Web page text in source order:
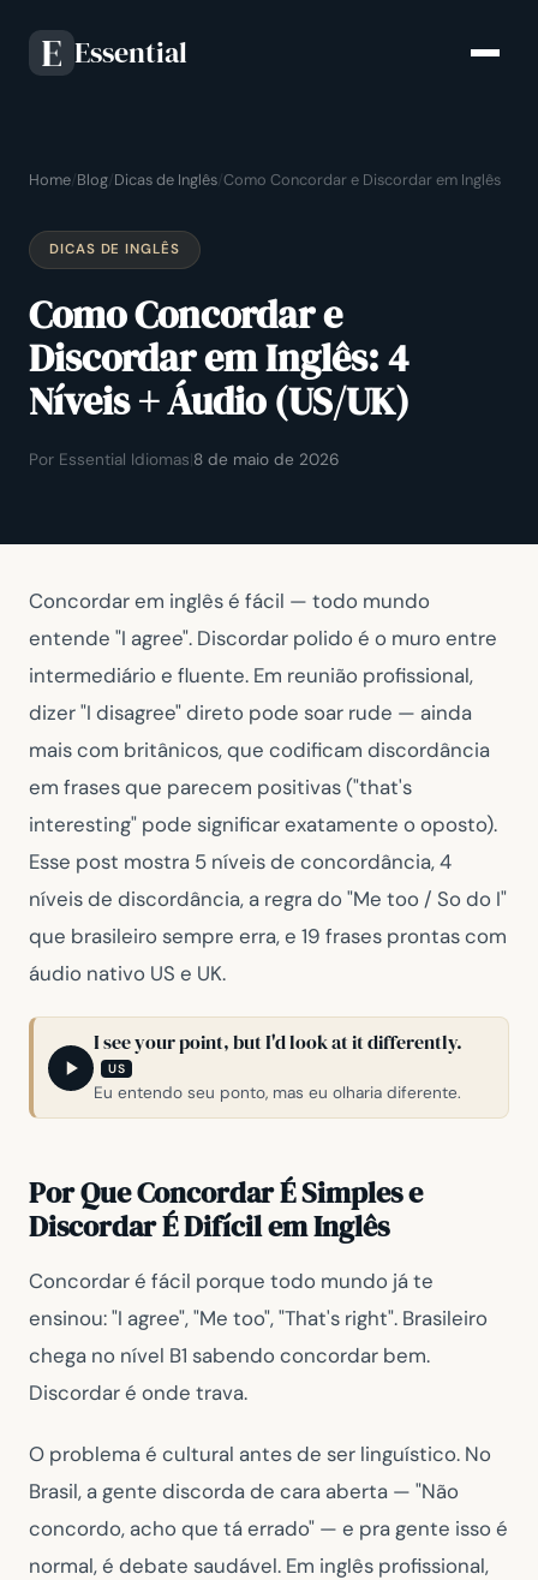
E Essential
Home Blog Dicas de Inglês Como Concordar e Discordar em Inglês
DICAS DE INGLÊS
Como Concordar e
Discordar em Inglês: 4
Níveis + Áudio (US/UK)
Por Essential Idiomas|8 de maio de 2026
Concordar em inglês é fácil — todo mundo
entende "I agree". Discordar polido é o muro entre
intermediário e fluente. Em reunião profissional,
dizer"I disagree"direto pode soar rude — ainda
mais com britânicos, que codificam discordância
em frases que parecem positivas ("that's
interesting" pode significar exatamente o oposto).
Esse post mostra 5 níveis de concordância, 4
níveis de discordância, a regra do "Me too / So do I"
que brasileiro sempre erra, e 19 frases prontas com
áudio nativo US e UK.
I see your point, but I'd look at it differently.
US
Eu entendo seu ponto, mas eu olharia diferente.
Por Que Concordar É Simples e
Discordar É Difícil em Inglês
Concordar é fácil porque todo mundo já te
ensinou:"I agree","Me too","That's right". Brasileiro
chega no nível B1 sabendo concordar bem.
Discordar é onde trava.
O problema é cultural antes de ser linguístico. No
Brasil, a gente discorda de cara aberta — "Não
concordo, acho que tá errado" — e pra gente isso é
normal, é debate saudável. Em inglês profissional,